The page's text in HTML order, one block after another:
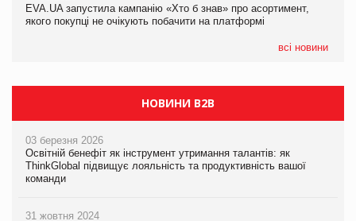
EVA.UA запустила кампанію «Хто б знав» про асортимент,
якого покупці не очікують побачити на платформі
всі новини
05.08.2026
Мережа супермаркетів VARUS купує мережу магазинів
НОВИНИ B2B
03 березня 2026
Освітній бенефіт як інструмент утримання талантів: як
ThinkGlobal підвищує лояльність та продуктивність вашої
команди
31 жовтня 2024